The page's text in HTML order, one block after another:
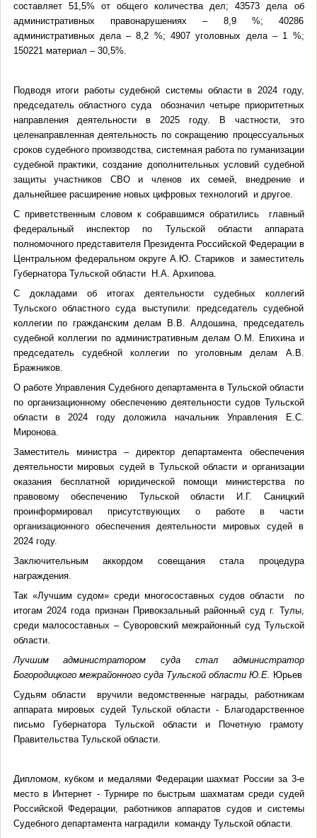
составляет 51,5% от общего количества дел; 43573 дела об
административных правонарушениях – 8,9 %; 40286
административных дела – 8,2 %; 4907 уголовных дела – 1 %;
150221 материал – 30,5%.
Подводя итоги работы судебной системы области в 2024 году,
председатель областного суда обозначил четыре приоритетных
направления деятельности в 2025 году.
В частности, это
целенаправленная деятельность по сокращению процессуальных
сроков судебного производства, системная работа по гуманизации
судебной практики, создание дополнительных условий судебной
защиты участников СВО и членов их семей, внедрение и
дальнейшее расширение новых цифровых технологий и другое.
С приветственным словом к собравшимся обратились главный
федеральный инспектор по Тульской области аппарата
полномочного представителя Президента Российской Федерации в
Центральном федеральном округе А.Ю. Стариков и заместитель
Губернатора Тульской области Н.А. Архипова.
С докладами об итогах деятельности судебных коллегий
Тульского областного суда выступили: председатель судебной
коллегии по гражданским делам В.В. Алдошина, председатель
судебной коллегии по административным делам О.М. Епихина и
председатель судебной коллегии по уголовным делам А.В.
Бражников.
О работе Управления Судебного департамента в Тульской области
по организационному обеспечению деятельности судов Тульской
области в 2024 году доложила начальник Управления Е.С.
Миронова.
Заместитель министра – директор департамента обеспечения
деятельности мировых судей в Тульской области и организации
оказания бесплатной юридической помощи министерства по
правовому обеспечению Тульской области И.Г. Саницкий
проинформировал присутствующих о работе в части
организационного обеспечения деятельности мировых судей в
2024 году.
Заключительным аккордом совещания стала процедура
награждения.
Так «Лучшим судом» среди многосоставных судов области по
итогам 2024 года признан Привокзальный районный суд г. Тулы,
среди малосоставных – Суворовский межрайонный суд Тульской
области.
Лучшим администратором суда стал администратор
Богородицкого межрайонного суда Тульской области Ю.Е. Юрьев
Судьям области вручили ведомственные награды, работникам
аппарата мировых судей Тульской области - Благодарственное
письмо Губернатора Тульской области и Почетную грамоту
Правительства Тульской области.
Дипломом, кубком и медалями Федерации шахмат России за 3-е
место в Интернет - Турнире по быстрым шахматам среди судей
Российской Федерации, работников аппаратов судов и системы
Судебного департамента наградили команду Тульской области.